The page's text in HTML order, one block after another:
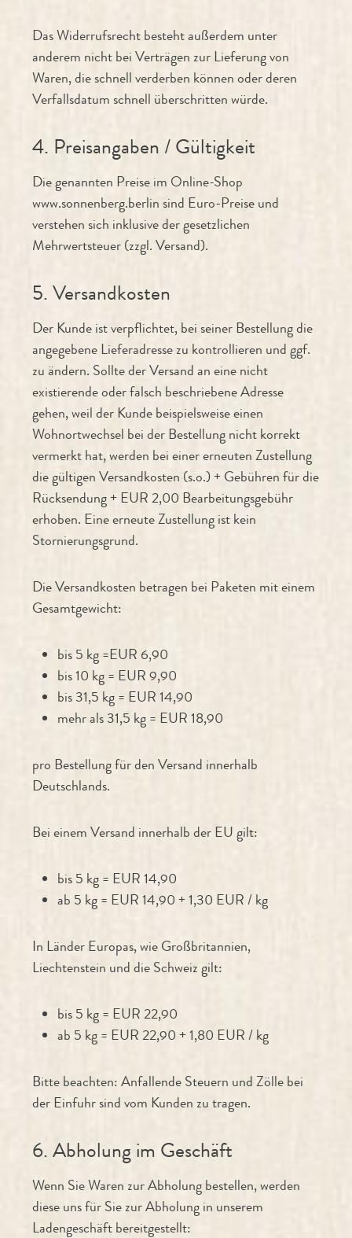
Das Widerrufsrecht besteht außerdem unter
anderem nicht bei Verträgen zur Lieferung von
Waren, die schnell verderben können oder deren
Verfallsdatum schnell überschritten würde.
4. Preisangaben / Gültigkeit
Die genannten Preise im Online-Shop
www.sonnenberg.berlin sind Euro-Preise und
verstehen sich inklusive der gesetzlichen
Mehrwertsteuer (zzgl. Versand).
5. Versandkosten
Der Kunde ist verpflichtet, bei seiner Bestellung die
angegebene Lieferadresse zu kontrollieren und ggf.
zu ändern. Sollte der Versand an eine nicht
existierende oder falsch beschriebene Adresse
gehen, weil der Kunde beispielsweise einen
Wohnortwechsel bei der Bestellung nicht korrekt
vermerkt hat, werden bei einer erneuten Zustellung
die gültigen Versandkosten (s.o.) + Gebühren für die
Rücksendung + EUR 2,00 Bearbeitungsgebühr
erhoben. Eine erneute Zustellung ist kein
Stornierungsgrund.
Die Versandkosten betragen bei Paketen mit einem
Gesamtgewicht:
bis 5 kg =EUR 6,90
bis 10 kg = EUR 9,90
bis 31,5 kg = EUR 14,90
mehr als 31,5 kg = EUR 18,90
pro Bestellung für den Versand innerhalb
Deutschlands.
Bei einem Versand innerhalb der EU gilt:
bis 5 kg = EUR 14,90
ab 5 kg = EUR 14,90 + 1,30 EUR / kg
In Länder Europas, wie Großbritannien,
Liechtenstein und die Schweiz gilt:
bis 5 kg = EUR 22,90
ab 5 kg = EUR 22,90 + 1,80 EUR / kg
Bitte beachten: Anfallende Steuern und Zölle bei
der Einfuhr sind vom Kunden zu tragen.
6. Abholung im Geschäft
Wenn Sie Waren zur Abholung bestellen, werden
diese uns für Sie zur Abholung in unserem
Ladengeschäft bereitgestellt: